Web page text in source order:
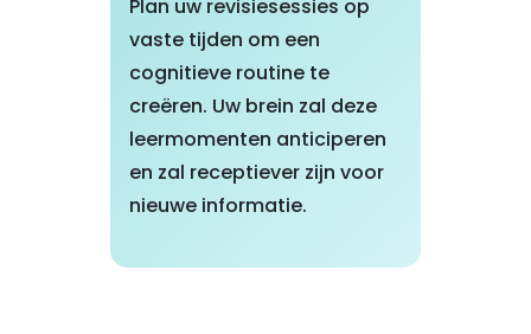
Plan uw revisiesessies op
vaste tijden om een
cognitieve routine te
creëren. Uw brein zal deze
leermomenten anticiperen
en zal receptiever zijn voor
nieuwe informatie.